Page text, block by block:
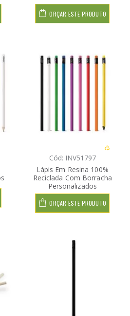
ORÇAR ESTE PRODUTO
Cód: INV51797
Lápis Em Resina 100%
Reciclada Com Borracha
Personalizados
ORÇAR ESTE PRODUTO